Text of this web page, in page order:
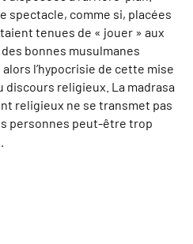
spectacle, comme si, placées
tenues de « jouer » aux
bonnes musulmanes
l’hypocrisie de cette mise
discours religieux. La madrasa
religieux ne se transmet pas
personnes peut-être trop